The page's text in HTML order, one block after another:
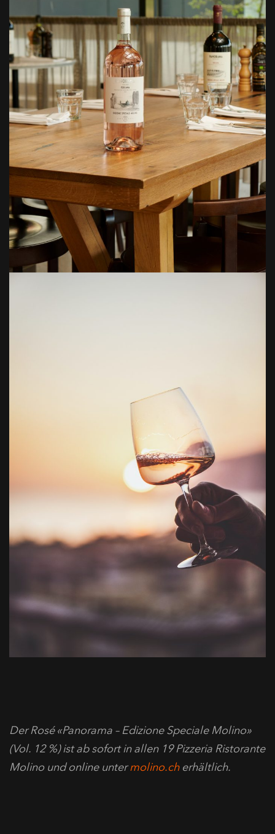
Der Rosé «Panorama – Edizione Speciale Molino»
(Vol. 12 %) ist ab sofort in allen 19 Pizzeria Ristorante
Molino und online untermolino.cherhältlich.